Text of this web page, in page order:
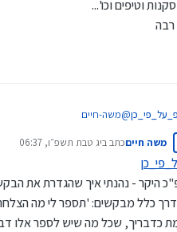
והבנקים לא נותנים בלי לנשוך חזרה,
צעד אחר צעד עם הכוונה נכונה -
וטיפים וכו'...
@משה-חיים
לקחים מסקנות וטיפים וכו'...משה חייםכתב ביג טבת תשפ״ו, 06:37
נערך לאחרונה על ידי
היקר - נהנתי איך שהגדרת את
כלל מבקשים: 'תספר לי מה
כדבריך, שכל מה שיש לספר אלו